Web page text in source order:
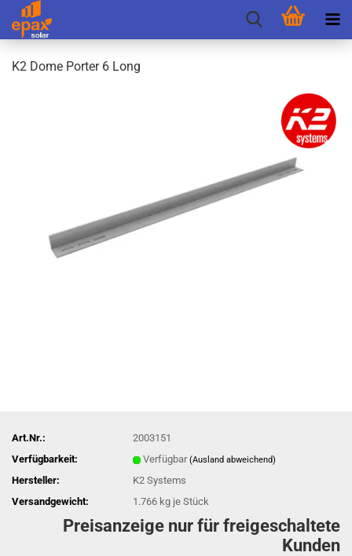
K2 Dome Por­ter 6 Long
Art.Nr.:
2003151
Verfügbarkeit:
Verfügbar(Ausland abweichend)
Hersteller:
K2 Systems
Versandgewicht:
1.766 kg je Stück
Preisanzeige nur für freigeschaltete
Kunden